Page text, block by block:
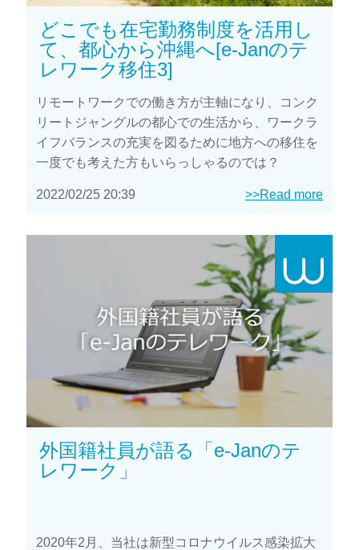
どこでも在宅勤務制度を活用し
て、都心から沖縄へ[e-Janのテ
レワーク移住3]
リモートワークでの働き方が主軸になり、コンク
リートジャングルの都心での生活から、ワークラ
イフバランスの充実を図るために地方への移住を
一度でも考えた方もいらっしゃるのでは？
2022/02/25 20:39 >>Read more
外国籍社員が語る「e-Janのテ
レワーク」
2020年2月、当社は新型コロナウイルス感染拡大